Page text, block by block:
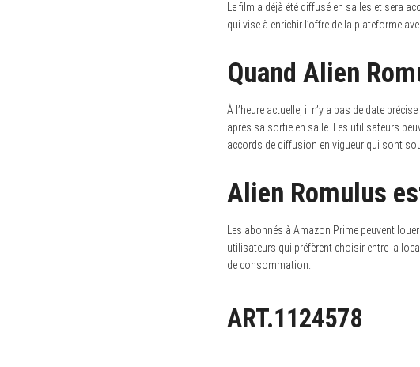
Le film a déjà été diffusé en salles et sera
qui vise à enrichir l’offre de la plateforme
Quand Alien
À l’heure actuelle, il n’y a pas de date
après sa sortie en salle. Les utilisateurs
accords de diffusion en vigueur qui sont
Alien Romulus
Les abonnés à Amazon Prime peuvent
utilisateurs qui préfèrent choisir entre la
de consommation.
ART.1124578